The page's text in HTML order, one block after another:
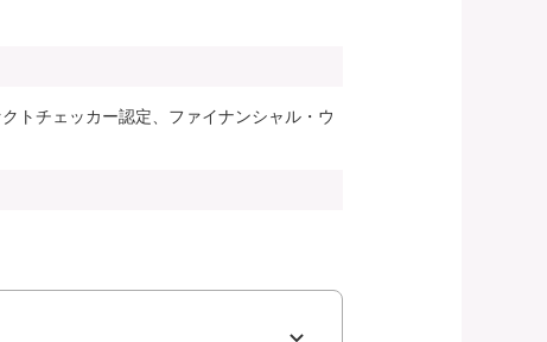
トチェッカー認定、ファイナンシャル・ウ